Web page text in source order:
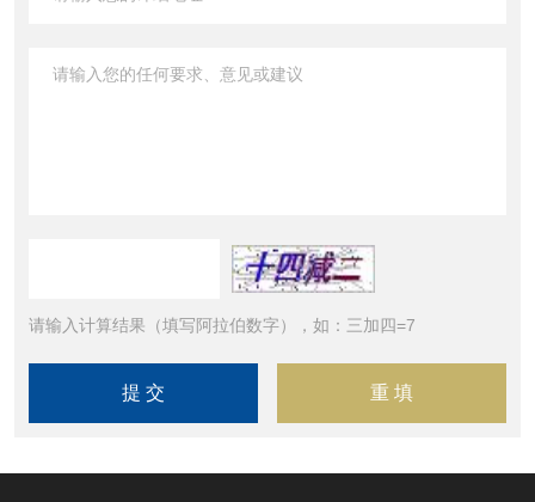
请输入计算结果（填写阿拉伯数字），如：三加四=7